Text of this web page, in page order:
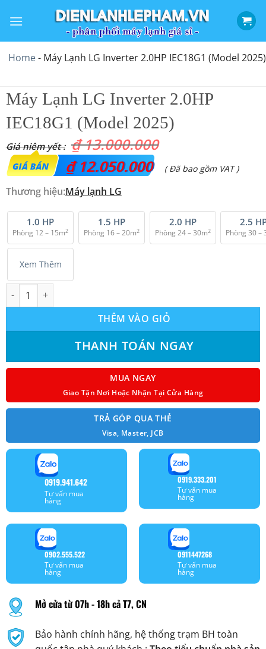
qua
dungHome- Máy Lạnh LG Inverter 2.0HP IEC18G1 (Model 2025)
Máy Lạnh LG Inverter 2.0HP
IEC18G1 (Model 2025)
₫13.000.000
Giá
gốc
₫ 13.000.000.
₫12.050.000
Giá
là:
₫ 12.050.000.
( Đã bao gồm VAT )
Thương hiệu:Máy lạnh LG
1.0 HP
Phòng 12 – 15m2
1.5 HP
Phòng 16 – 20m2
2.0 HP
Phòng 24 – 30m2
2.5
Phòng 30 –
Xem Thêm
Máy Lạnh LG Inverter 2.0HP IEC18G1 (Model 2025) số lượng
THÊM VÀO GIỎ
THANH TOÁN NGAY
MUA NGAY
Giao Tận Nơi Hoặc Nhận Tại Cửa Hàng
TRẢ GÓP QUA THẺ
Visa, Master, JCB
0919.941.642
Tư vấn mua
hàng
0919.333.201
Tư vấn mua
hàng
0902.555.522
Tư vấn mua
hàng
0911447268
Tư vấn mua
hàng
Mở cửa từ 07h - 18h cả T7, CN
Bảo hành chính hãng, hệ thống trạm BH toàn